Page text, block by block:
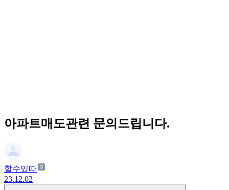
아파트매도관련 문의드립니다.
할수있따
23.12.02